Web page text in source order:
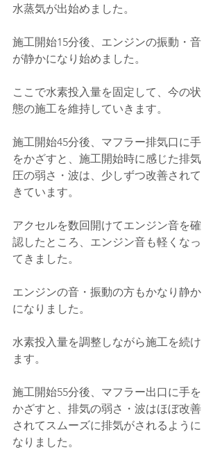
水蒸気が出始めました。
施工開始15分後、エンジンの振動・音
が静かになり始めました。
ここで水素投入量を固定して、今の状
態の施工を維持していきます。
施工開始45分後、マフラー排気口に手
をかざすと、施工開始時に感じた排気
圧の弱さ・波は、少しずつ改善されて
きています。
アクセルを数回開けてエンジン音を確
認したところ、エンジン音も軽くなっ
てきました。
エンジンの音・振動の方もかなり静か
になりました。
水素投入量を調整しながら施工を続け
ます。
施工開始55分後、マフラー出口に手を
かざすと、排気の弱さ・波はほぼ改善
されてスムーズに排気がされるように
なりました。